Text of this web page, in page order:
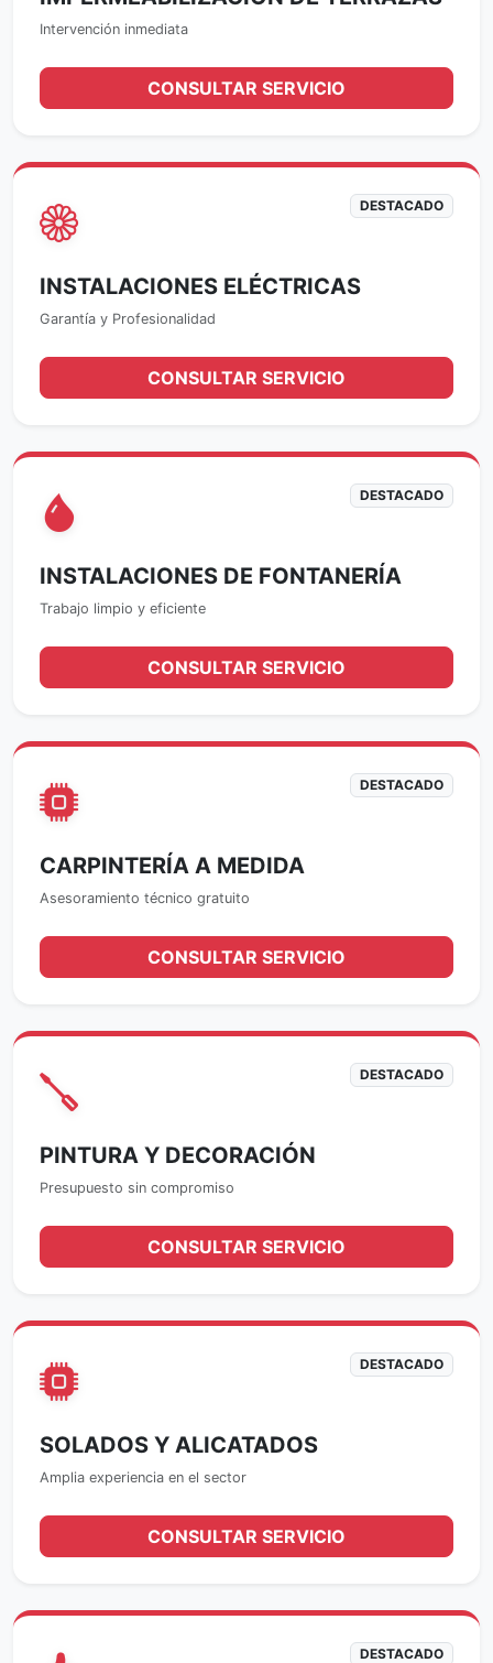
Intervención inmediata
CONSULTAR SERVICIO
DESTACADO
INSTALACIONES ELÉCTRICAS
Garantía y Profesionalidad
CONSULTAR SERVICIO
DESTACADO
INSTALACIONES DE FONTANERÍA
Trabajo limpio y eficiente
CONSULTAR SERVICIO
DESTACADO
CARPINTERÍA A MEDIDA
Asesoramiento técnico gratuito
CONSULTAR SERVICIO
DESTACADO
PINTURA Y DECORACIÓN
Presupuesto sin compromiso
CONSULTAR SERVICIO
DESTACADO
SOLADOS Y ALICATADOS
Amplia experiencia en el sector
CONSULTAR SERVICIO
DESTACADO